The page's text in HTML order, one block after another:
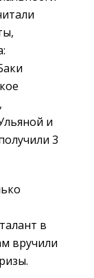
и
3
в
вручили